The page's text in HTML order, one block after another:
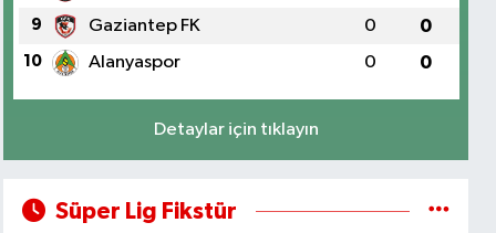
9 Gaziantep FK 0 0
10 Alanyaspor 0 0
Detaylar için tıklayın
Süper Lig Fikstür